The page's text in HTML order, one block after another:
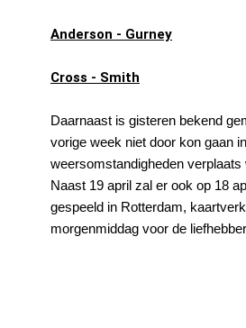
Anderson - Gurney
Cross - Smith
Daarnaast is gisteren bekend
vorige week niet door kon gaan
weersomstandigheden verplaats
Naast 19 april zal er ook op 18
gespeeld in Rotterdam,
morgenmiddag voor de